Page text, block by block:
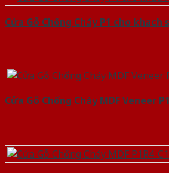
Cửa Gỗ Chống Cháy P1 cho khach
Cửa Gỗ Chống Cháy MDF Veneer